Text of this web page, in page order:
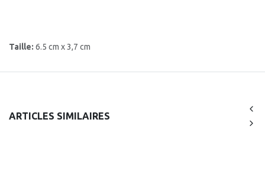
Taille: 6.5 cm x 3,7 cm
ARTICLES SIMILAIRES